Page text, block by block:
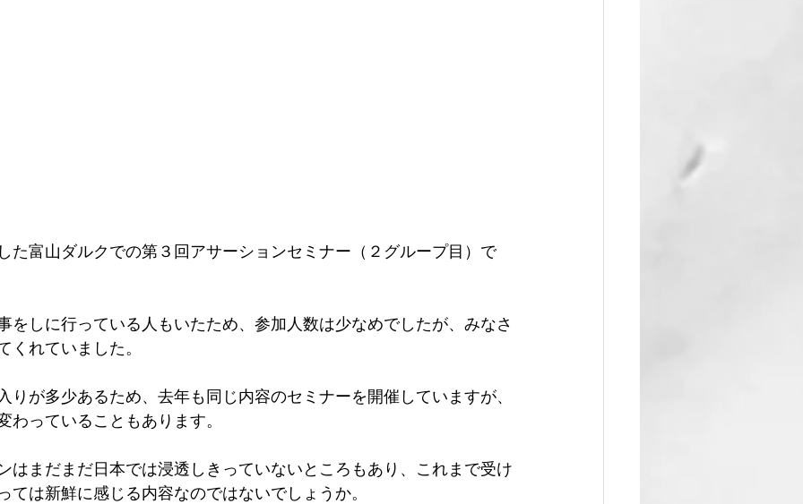
た富山ダルクでの第３回アサーションセミナー（２グループ目）で
をしに行っている人もいたため、参加人数は少なめでしたが、みなさ
くれていました。
りが多少あるため、去年も同じ内容のセミナーを開催していますが、
わっていることもあります。
はまだまだ日本では浸透しきっていないところもあり、これまで受け
ては新鮮に感じる内容なのではないでしょうか。